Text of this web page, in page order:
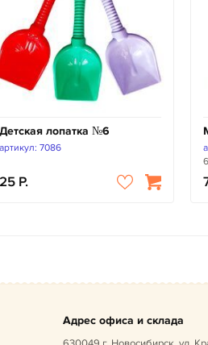
Детская лопатка №6
артикул: 7086
25
Адрес офиса и склада